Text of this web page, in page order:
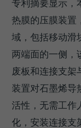
专利摘要显示，
热膜的压膜装置
域，包括移动滑
两端面的一侧，
废板和连接支架
装置对石墨烯导
活性，无需工作
化，安装连接支